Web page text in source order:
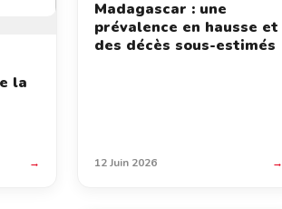
la
→
Madagascar : une
prévalence en hausse et
des décès sous-estimés
12 Juin 2026 →